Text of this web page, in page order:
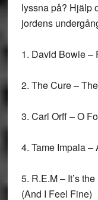
lyssna på? Hjälp
jordens
1. David Bowie –
2. The Cure –
3. Carl Orff – O
4. Tame Impala
5. R.E.M – It’s
(And I Feel Fine)